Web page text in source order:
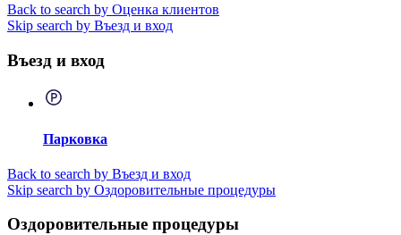
Back to search by Оценка клиентов
Skip search by Въезд и вход
Въезд и вход
Парковка
Back to search by Въезд и вход
Skip search by Оздоровительные процедуры
Оздоровительные процедуры